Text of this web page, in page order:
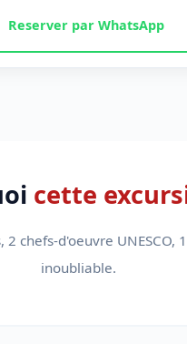
Reserver par WhatsApp
cette
2 chefs-d'oeuvre UNESCO,
inoubliable.